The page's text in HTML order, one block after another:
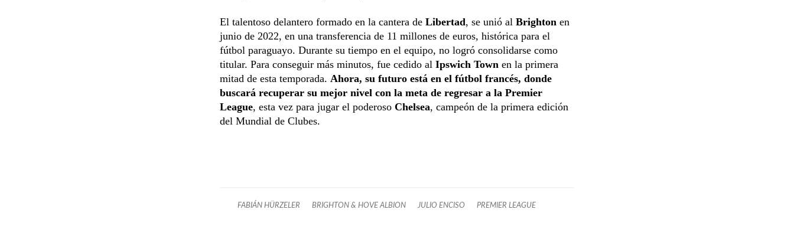
El talentoso delantero formado en la cantera de Libertad, se unió al Brighton en
junio de 2022, en una transferencia de 11 millones de euros, histórica para el
fútbol paraguayo. Durante su tiempo en el equipo, no logró consolidarse como
titular. Para conseguir más minutos, fue cedido al Ipswich Town en la primera
mitad de esta temporada. Ahora, su futuro está en el fútbol francés, donde
buscará recuperar su mejor nivel con la meta de regresar a la Premier
League, esta vez para jugar el poderoso Chelsea, campeón de la primera edición
del Mundial de Clubes.
FABIÁN HÜRZELER BRIGHTON & HOVE ALBION JULIO ENCISO PREMIER LEAGUE